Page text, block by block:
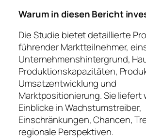
Warum in diesen Bericht
Die Studie bietet detaillierte
führender Marktteilnehmer,
Unternehmenshintergrund,
Produktionskapazitäten,
Umsatzentwicklung und
Marktpositionierung. Sie liefert
Einblicke in Wachstumstreiber,
Einschränkungen, Chancen,
regionale Perspektiven.